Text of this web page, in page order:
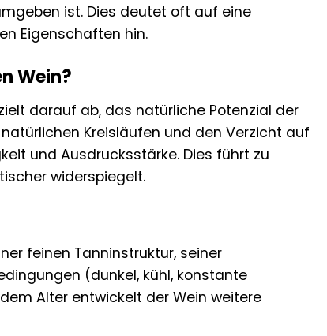
ist. Dies deutet oft auf eine
Eigenschaften hin.
Wein?
darauf ab, das natürliche Potenzial der
Kreisläufen und den Verzicht auf
und Ausdrucksstärke. Dies führt zu
widerspiegelt.
feinen Tanninstruktur, seiner
(dunkel, kühl, konstante
Alter entwickelt der Wein weitere